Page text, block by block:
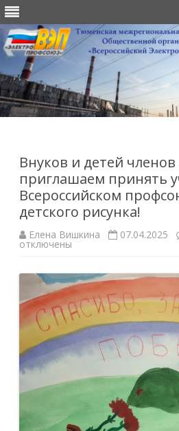
Внуков и детей
приглашаем принять
Всероссийском
детского рисунка!
Елена Вишкина 07.04.2025
отключены